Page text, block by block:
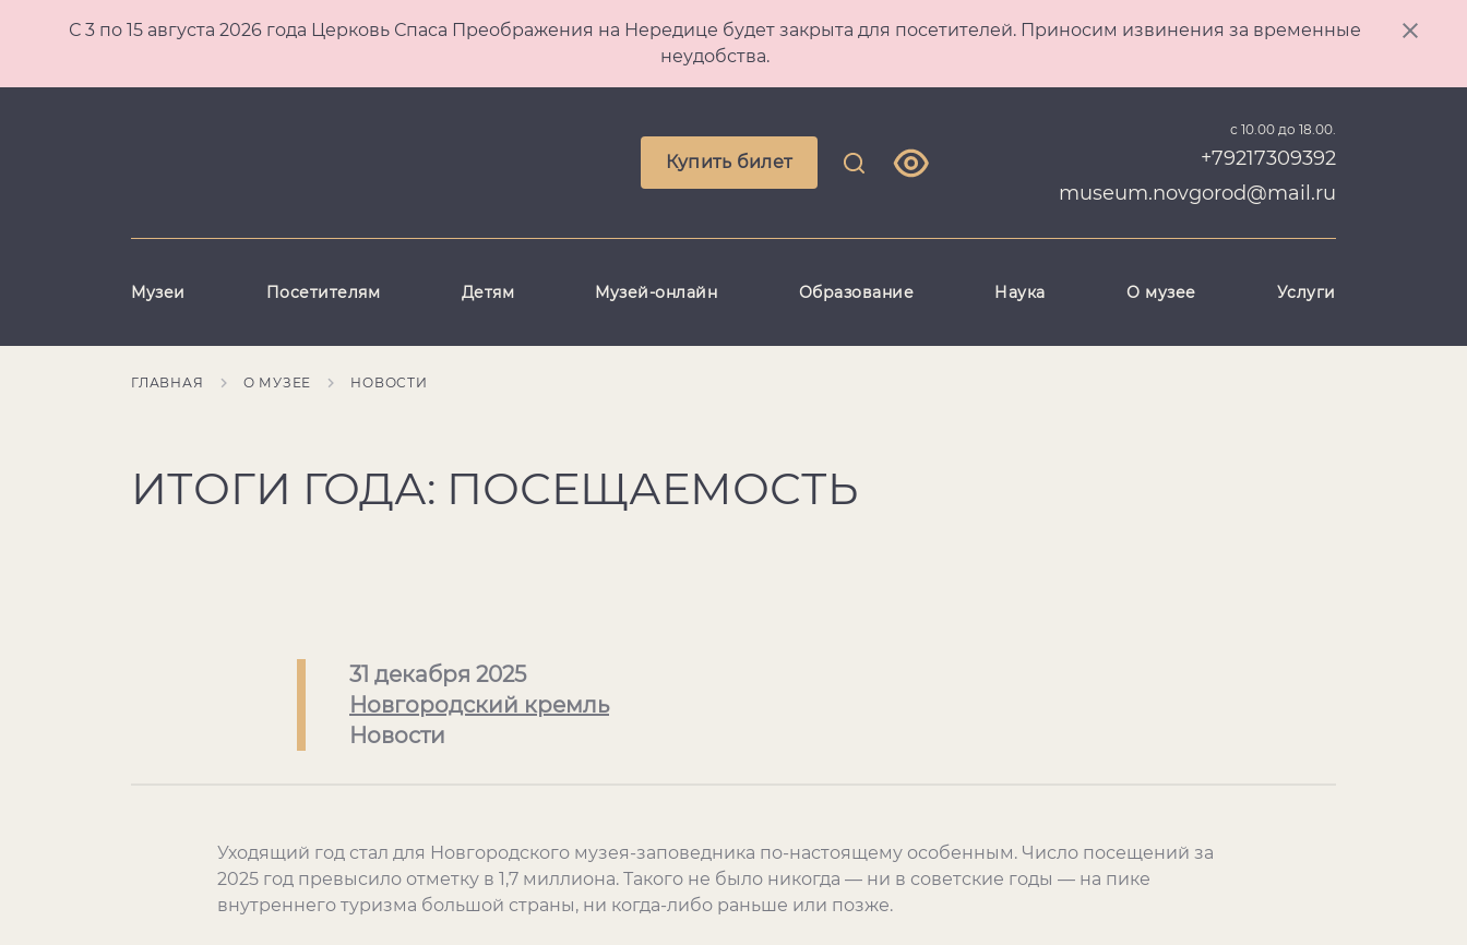
С 3 по 15 августа 2026 года Церковь Спаса Преображения на Нередице будет закрыта для посетителей. Приносим извинения за временные
неудобства.
Купить билет
с 10.00 до 18.00.
+79217309392
museum.novgorod@mail.ru
Музеи Посетителям Детям Музей-онлайн Образование Наука О музее Услуги
ГЛАВНАЯ О МУЗЕЕ НОВОСТИ
ИТОГИ ГОДА: ПОСЕЩАЕМОСТЬ
31 декабря 2025
Новгородский кремль
Новости
Уходящий год стал для Новгородского музея-заповедника по-настоящему особенным. Число посещений за
2025 год превысило отметку в 1,7 миллиона. Такого не было никогда — ни в советские годы — на пике
внутреннего туризма большой страны, ни когда-либо раньше или позже.